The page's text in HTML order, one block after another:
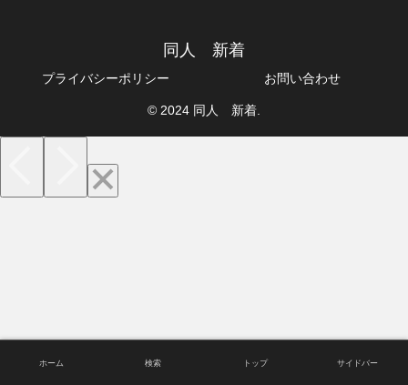
同人 新着
プライバシーポリシー お問い合わせ
© 2024 同人 新着.
ホーム 検索 トップ サイドバー